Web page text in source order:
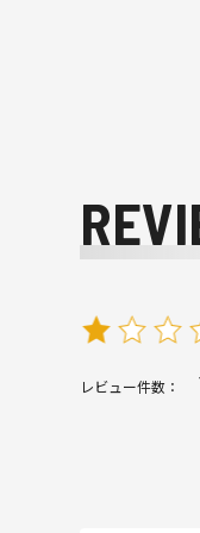
レビュー件数：